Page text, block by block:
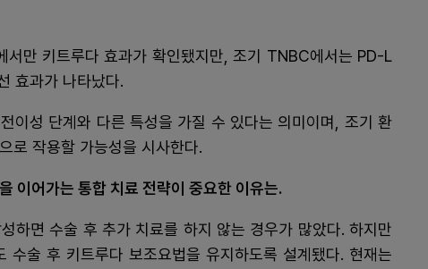
만 키트루다 효과가 확인됐지만, 조기 TNBC에서는 PD-L
효과가 나타났다.
이성 단계와 다른 특성을 가질 수 있다는 의미이며, 조기 환
로 작용할 가능성을 시사한다.
이어가는 통합 치료 전략이 중요한 이유는.
하면 수술 후 추가 치료를 하지 않는 경우가 많았다. 하지만
술 후 키트루다 보조요법을 유지하도록 설계됐다. 현재는